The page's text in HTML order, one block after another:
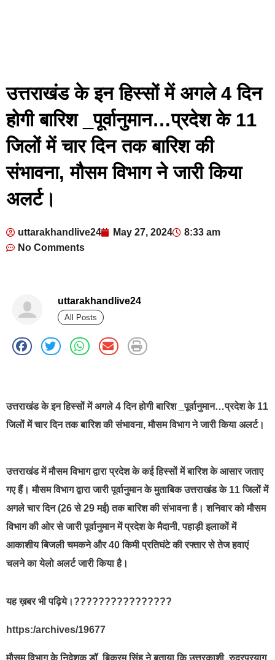
उत्तराखंड के इन हिस्सों में अगले 4 दिन
होगी बारिश _पूर्वानुमान…प्रदेश के 11
जिलों में चार दिन तक बारिश की
संभावना, मौसम विभाग ने जारी किया
अलर्ट।
uttarakhandlive24 May 27, 2024
8:33 am
No Comments
uttarakhandlive24
All Posts
उत्तराखंड के इन हिस्सों में अगले 4 दिन होगी बारिश _पूर्वानुमान…प्रदेश के 11
जिलों में चार दिन तक बारिश की संभावना, मौसम विभाग ने जारी किया अलर्ट।
उत्तराखंड में मौसम विभाग द्वारा प्रदेश के कई हिस्सों में बारिश के आसार जताए
गए हैं। मौसम विभाग द्वारा जारी पूर्वानुमान के मुताबिक उत्तराखंड के 11 जिलों में
अगले चार दिन (26 से 29 मई) तक बारिश की संभावना है। शनिवार को मौसम
विभाग की ओर से जारी पूर्वानुमान में प्रदेश के मैदानी, पहाड़ी इलाकों में
आकाशीय बिजली चमकने और 40 किमी प्रतिघंटे की रफ्तार से तेज हवाएं
चलने का येलो अलर्ट जारी किया है।
यह ख़बर भी पढ़िये।????????????????
https:/archives/19677